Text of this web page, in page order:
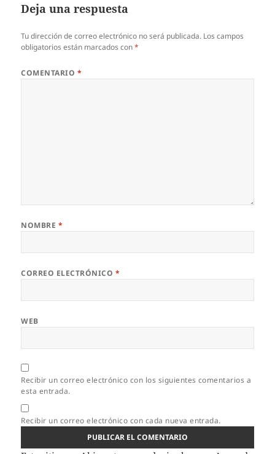
Deja una respuesta
Tu dirección de correo electrónico no será publicada. Los campos
obligatorios están marcados con*
COMENTARIO *
NOMBRE *
CORREO ELECTRÓNICO *
WEB
Recibir un correo electrónico con los siguientes comentarios a
esta entrada.
Recibir un correo electrónico con cada nueva entrada.